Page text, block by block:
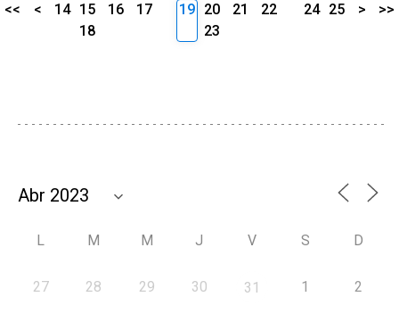
<< < 14 15 16
17
18
19 20 21
22
23
24 25 > >>
L M M J V S D
27 28 29 30 31 1 2